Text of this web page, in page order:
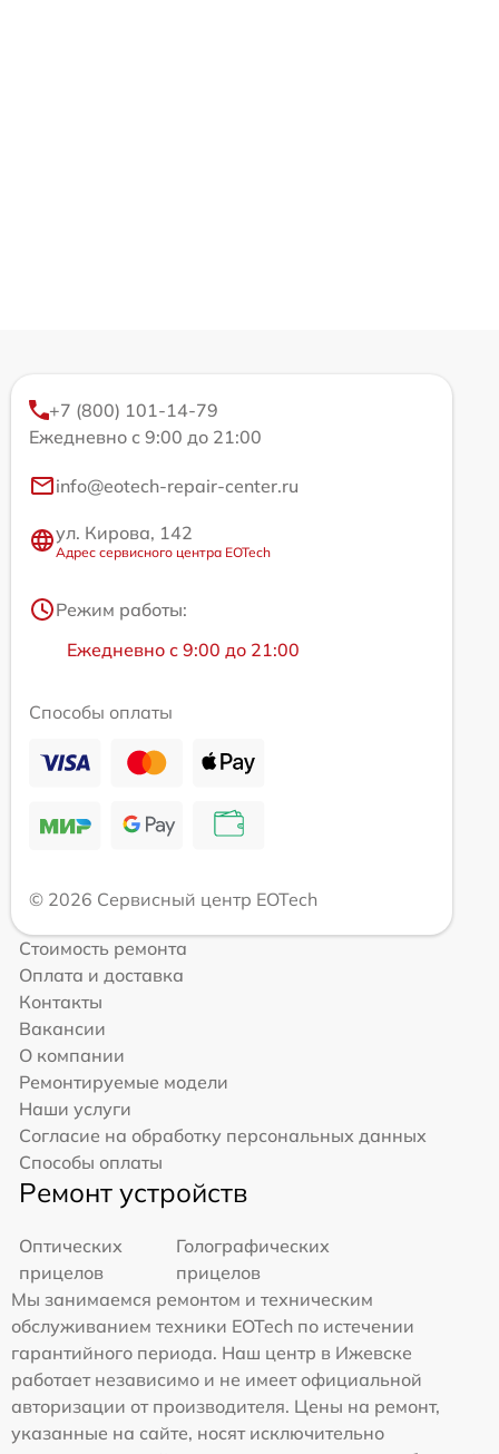
+7 (800) 101-14-79
Ежедневно с 9:00 до 21:00
info@eotech-repair-center.ru
ул. Кирова, 142
Адрес сервисного центра EOTech
Режим работы:
Ежедневно с 9:00 до 21:00
Способы оплаты
© 2026 Сервисный центр EOTech
Стоимость ремонта
Оплата и доставка
Контакты
Вакансии
О компании
Ремонтируемые модели
Наши услуги
Согласие на обработку персональных данных
Способы оплаты
Ремонт устройств
Оптических
прицелов
Голографических
прицелов
Мы занимаемся ремонтом и техническим
обслуживанием техники EOTech по истечении
гарантийного периода. Наш центр в Ижевске
работает независимо и не имеет официальной
авторизации от производителя. Цены на ремонт,
указанные на сайте, носят исключительно